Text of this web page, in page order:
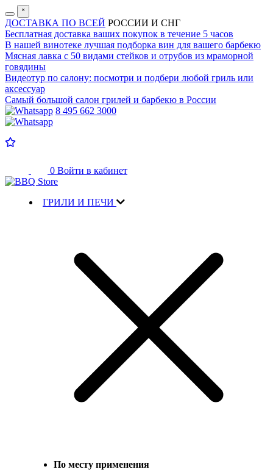
˟
ДОСТАВКА ПО ВСЕЙ РОССИИ И СНГ
Бесплатная доставка ваших покупок в течение 5 часов
В нашей винотеке лучшая подборка вин для вашего барбекю
Мясная лавка с 50 видами стейков и отрубов из мраморной
говядины
Видеотур по салону: посмотри и подбери любой гриль или
аксессуар
Самый большой салон грилей и барбекю в России
8 495 662 3000
0 Войти в кабинет
ГРИЛИ И ПЕЧИ
По месту применения